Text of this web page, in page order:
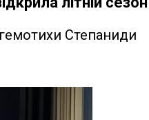
Степаниди